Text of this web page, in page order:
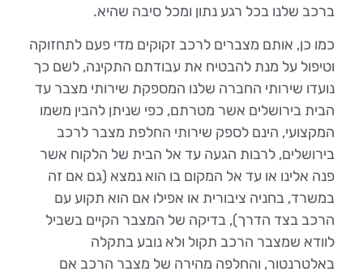
ברכב שלנו בכל רגע נתון ומכל סיבה שהיא.
כמו כן, אותם מצברים לרכב זקוקים מדי פעם לתחזוקה
וטיפול על מנת להבטיח את עבודתם התקינה, לשם כך
נועדו שירותי החברה שלנו המספקת שירותי מצבר עד
הבית בירושלים אשר מטרתם, כפי שניתן להבין משמו
המקצועי, הינם לספק שירותי החלפת מצבר לרכב
בירושלים, לרבות הגעה עד אל הבית של הלקוח אשר
פנה אלינו או עד אל המקום בו הוא נמצא (גם אם זה
במשרד, בחניה ציבורית או אפילו אם הוא תקוע עם
הרכב בצד הדרך), בדיקה של המצבר הקיים בשביל
לוודא שמצבר הרכב תקול ולא נובע בתקלה
באלטרנטור, והחלפה מהירה של מצבר הרכב אם